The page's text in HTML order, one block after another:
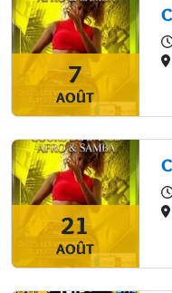
7
AOÛT
21
AOÛT